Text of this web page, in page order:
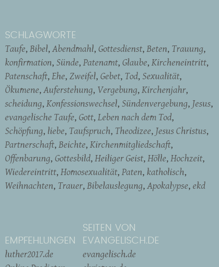
SCHLAGWORTE
Taufe Bibel Abendmahl Gottesdienst Beten Trauung
konfirmation Sünde Patenamt Glaube Kircheneintritt
Patenschaft Ehe Zweifel Gebet Tod Sexualität
Ökumene Auferstehung Vergebung Kirchenjahr
scheidung Konfessionswechsel Sündenvergebung Jesus
evangelische Taufe Gott Leben nach dem Tod
Schöpfung liebe Taufspruch Theodizee Jesus Christus
Partnerschaft Beichte Kirchenmitgliedschaft
Offenbarung Gottesbild Heiliger Geist Hölle Hochzeit
Wiedereintritt Homosexualität Paten katholisch
Weihnachten Trauer Bibelauslegung Apokalypse ekd
EMPFEHLUNGEN
luther2017.de
SEITEN VON
EVANGELISCH.DE
evangelisch.de